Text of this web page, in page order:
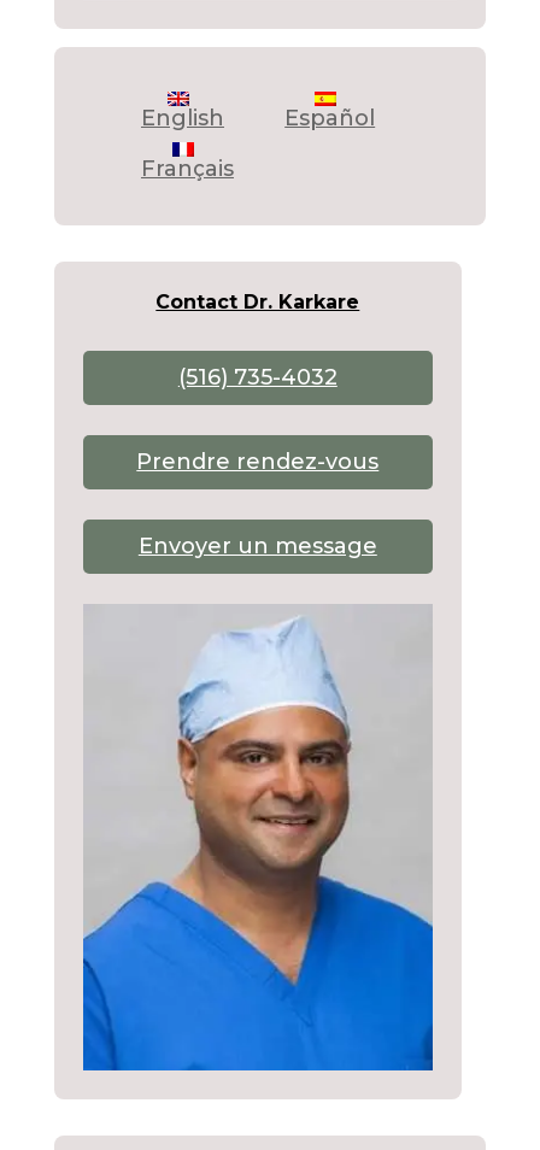
English
Español
Français
Contact Dr. Karkare
(516) 735-4032
Prendre rendez-vous
Envoyer un message